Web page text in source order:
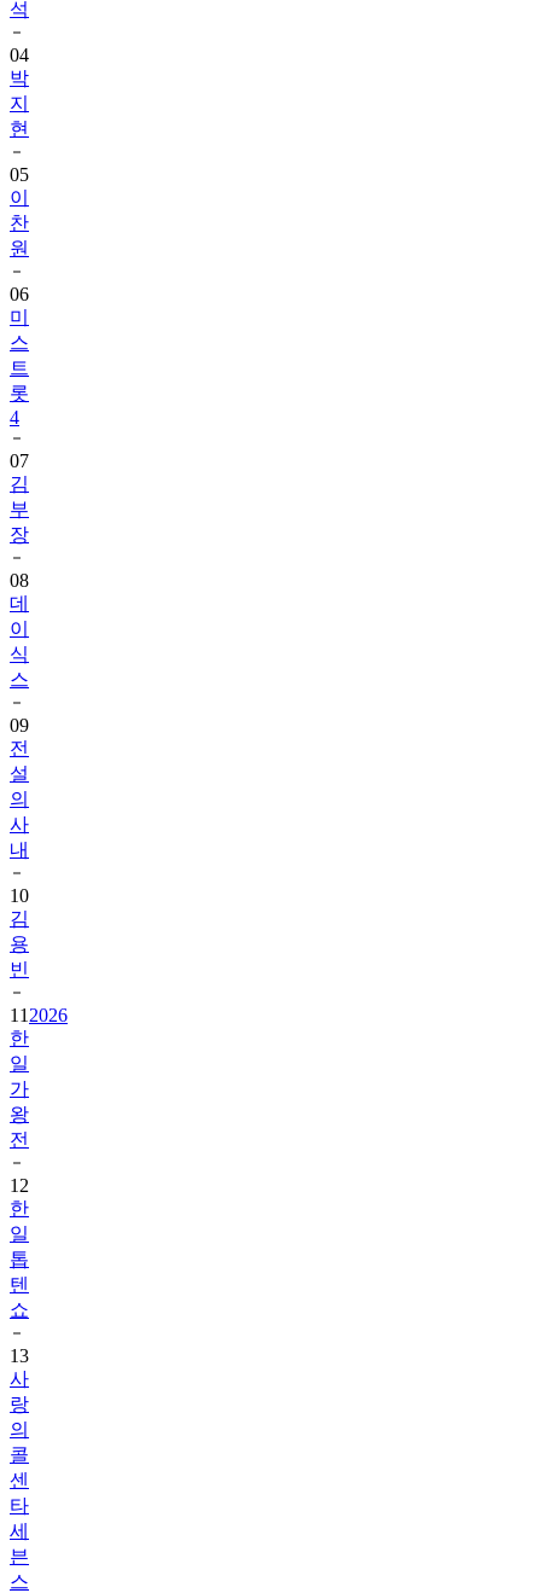
석
04
박
지
현
05
이
찬
원
06
미
스
트
롯
4
07
김
부
장
08
데
이
식
스
09
전
설
의
사
내
10
김
용
빈
11 2026
한
일
가
왕
전
12
한
일
톱
텐
쇼
13
사
랑
의
콜
센
타
세
븐
스